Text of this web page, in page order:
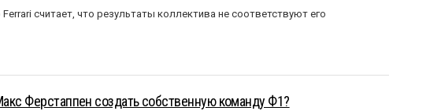
считает, что результаты коллектива не соответствуют его
Ферстаппен создать собственную команду Ф1?